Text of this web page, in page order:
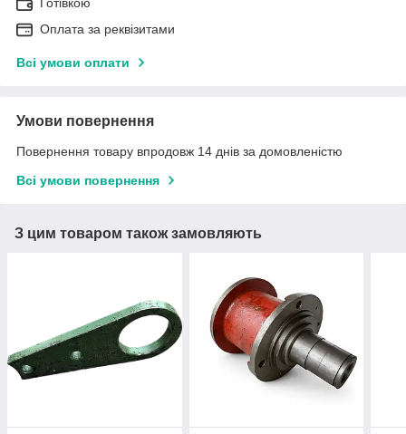
Оплата за реквізитами
Всі умови оплати
Умови повернення
Повернення товару впродовж 14 днів за домовленістю
Всі умови повернення
З цим товаром також замовляють